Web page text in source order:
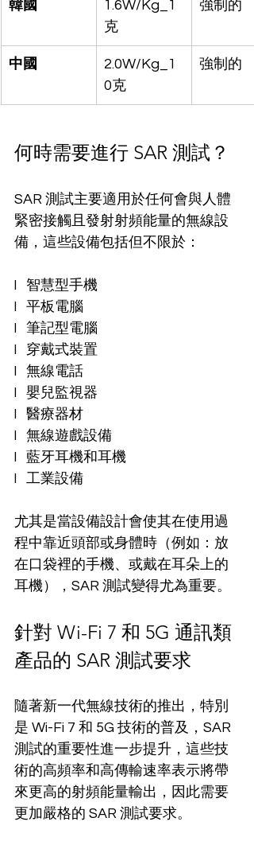
韓國
1.6W/Kg_1
克
強制的
中國
2.0W/Kg_1
0克
強制的
何時需要進行 SAR 測試？
SAR 測試主要適用於任何會與人體
緊密接觸且發射射頻能量的無線設
備，這些設備包括但不限於：
l   智慧型手機
l   平板電腦
l   筆記型電腦
l   穿戴式裝置
l   無線電話
l   嬰兒監視器
l   醫療器材
l   無線遊戲設備
l   藍牙耳機和耳機
l   工業設備
尤其是當設備設計會使其在使用過
程中靠近頭部或身體時（例如：放
在口袋裡的手機、或戴在耳朵上的
耳機），SAR 測試變得尤為重要。
針對 Wi-Fi 7 和 5G 通訊類
產品的 SAR 測試要求
隨著新一代無線技術的推出，特別
是 Wi-Fi 7 和 5G 技術的普及，SAR
測試的重要性進一步提升，這些技
術的高頻率和高傳輸速率表示將帶
來更高的射頻能量輸出，因此需要
更加嚴格的 SAR 測試要求。